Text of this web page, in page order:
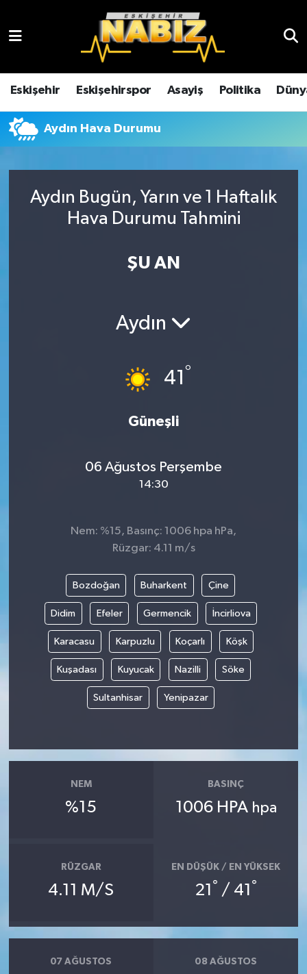
Eskişehir Eskişehirspor Asayiş Politika
Aydın Hava Durumu
Aydın Bugün, Yarın ve 1 Haftalık
Hava Durumu Tahmini
ŞU AN
Aydın
41 °
Güneşli
06 Ağustos Perşembe
14:30
Nem: %15, Basınç: 1006 hpa hPa,
Rüzgar: 4.11 m/s
Bozdoğan Buharkent Çine
Didim Efeler Germencik İncirliova
Karacasu Karpuzlu Koçarlı Köşk
Kuşadası Kuyucak Nazilli Söke
Sultanhisar Yenipazar
NEM
%15
BASINÇ
1006 HPA hpa
RÜZGAR
4.11 M/S
EN DÜŞÜK / EN YÜKSEK
21 ° / 41 °
07 AĞUSTOS 08 AĞUSTOS
Çevre
Dünya
Ekonomi
Eskişehir
Yaşam
Yurttan
Eskişehir Hava Durumu
Eskişehir Trafik Yoğunluk Haritası
TFF 3.Lig 4.Grup Puan Durumu ve Fikstür
Son Dakika Haberleri
Haber Arşivi